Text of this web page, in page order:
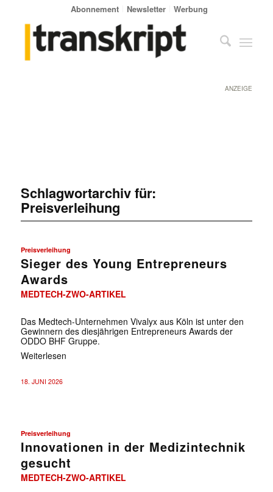
Abonnement Newsletter Werbung
ANZEIGE
Schlagwortarchiv für:
Preisverleihung
Preisverleihung
Sieger des Young Entrepreneurs
Awards
MEDTECH-ZWO-ARTIKEL
Das Medtech-Unternehmen Vivalyx aus Köln ist unter den
Gewinnern des diesjährigen Entrepreneurs Awards der
ODDO BHF Gruppe.
Weiterlesen
18. JUNI 2026
Preisverleihung
Innovationen in der Medizintechnik
gesucht
MEDTECH-ZWO-ARTIKEL